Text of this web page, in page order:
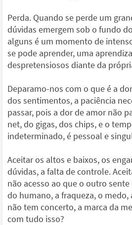
Perda. Quando se perde um
dúvidas emergem sob o fundo
alguns é um momento de
se pode aprender, uma
despretensiosos diante da
Deparamo-nos com o que é a
dos sentimentos, a paciência
passar, pois a dor de amor não
net, do gigas, dos chips, e o
indeterminado, é pessoal e
Aceitar os altos e baixos, os
dúvidas, a falta de controle.
não acesso ao que o outro
do humano, a fraqueza, o medo,
não tem concerto, a marca da
com tudo isso?